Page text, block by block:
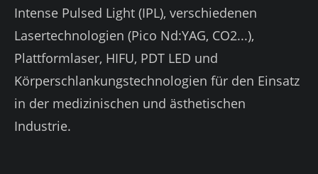
Intense Pulsed Light (IPL), verschiedenen
Lasertechnologien (Pico Nd:YAG, CO2...),
Plattformlaser, HIFU, PDT LED und
Körperschlankungstechnologien für den Einsatz
in der medizinischen und ästhetischen
Industrie.